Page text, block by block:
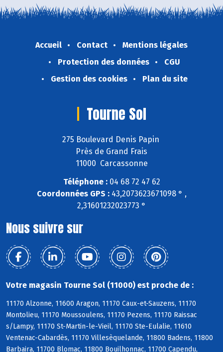
Accueil Contact
Mentions légales
Protection des données
CGU
Gestion des cookies
Plan du site
Tourne Sol
275 Boulevard Denis Papin
Près de Grand Frais
11000 Carcassonne
Téléphone :04 68 72 47 62
Coordonnées GPS :43,2073623671098 ° ,
2,31601232023773 °
Nous suivre sur
Votre magasin Tourne Sol (11000) est proche de :
11170 Alzonne, 11600 Aragon, 11170 Caux-et-Sauzens, 11170
Montolieu, 11170 Moussoulens, 11170 Pezens, 11170 Raissac
s/Lampy, 11170 St-Martin-le-Vieil, 11170 Ste-Eulalie, 11610
Ventenac-Cabardès, 11170 Villesèquelande, 11800 Badens, 11800
Barbaira, 11700 Blomac, 11800 Bouilhonnac, 11700 Capendu,